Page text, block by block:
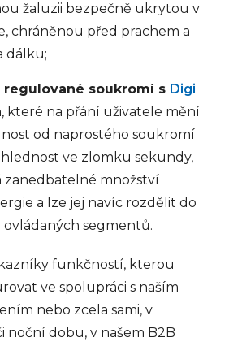
žaluzii bezpečně ukrytou v
chráněnou před prachem a
dálku;
soukromí s Digi
které na přání uživatele mění
od naprostého soukromí
ve zlomku sekundy,
zanedbatelné množství
a lze jej navíc rozdělit do
ovládaných segmentů.
funkčností, kterou
ve spolupráci s naším
nebo zcela sami, v
noční dobu, v našem B2B